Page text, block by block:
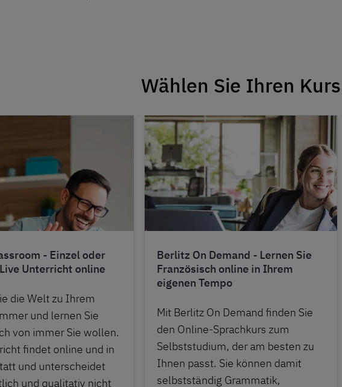
Wählen Sie Ihren Kurs
- Einzel oder
Unterricht online
die Welt zu Ihrem
und lernen Sie
von immer Sie wollen.
findet online und in
und unterscheidet
und qualitativ nicht
Berlitz On Demand - Lernen Sie
Französisch online in Ihrem
eigenen Tempo
Mit Berlitz On Demand finden Sie
den Online-Sprachkurs zum
Selbststudium, der am besten zu
Ihnen passt. Sie können damit
selbstständig Grammatik,